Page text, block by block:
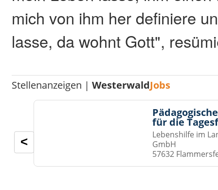
mich von ihm her definiere
lasse, da wohnt Gott",
Stellenanzeigen |WesterwaldJobs
für die
Lebenshilfe im
GmbH
57632
<